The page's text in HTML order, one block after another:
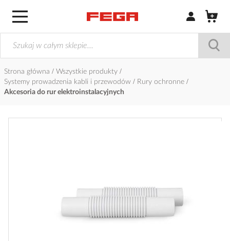
Zaloguj się /
Strona główna
Wszystkie produkty
Systemy prowadzenia kabli i przewodów
Rury ochronne
Akcesoria do rur elektroinstalacyjnych